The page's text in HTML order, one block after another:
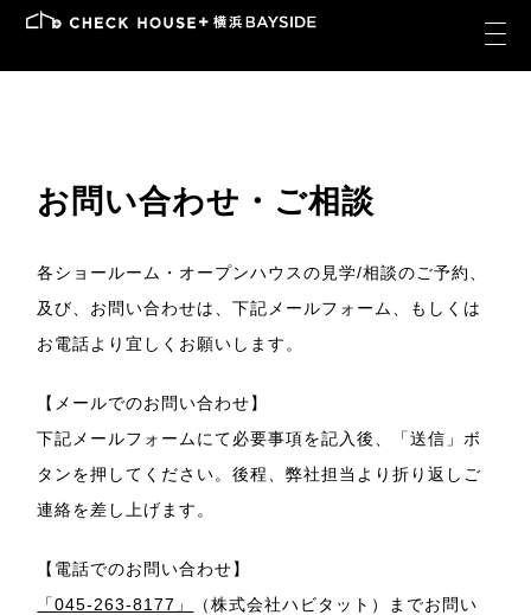
お問い合わせ・ご相談
各ショールーム・オープンハウスの見学/相談のご予約、
及び、お問い合わせは、下記メールフォーム、もしくは
お電話より宜しくお願いします。
【メールでのお問い合わせ】
下記メールフォームにて必要事項を記入後、「送信」ボ
タンを押してください。後程、弊社担当より折り返しご
連絡を差し上げます。
【電話でのお問い合わせ】
「045-263-8177」
（株式会社ハビタット）までお問い